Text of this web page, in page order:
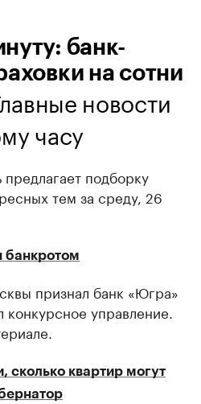
банк-
на сотни
новости
часу
подборку
тем за среду, 26
банкротом
признал банк «Югра»
конкурсное управление.
сколько квартир могут